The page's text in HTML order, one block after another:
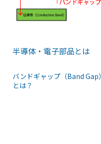
半導体・電子部品とは
バンドギャップ（Band Gap）
とは？